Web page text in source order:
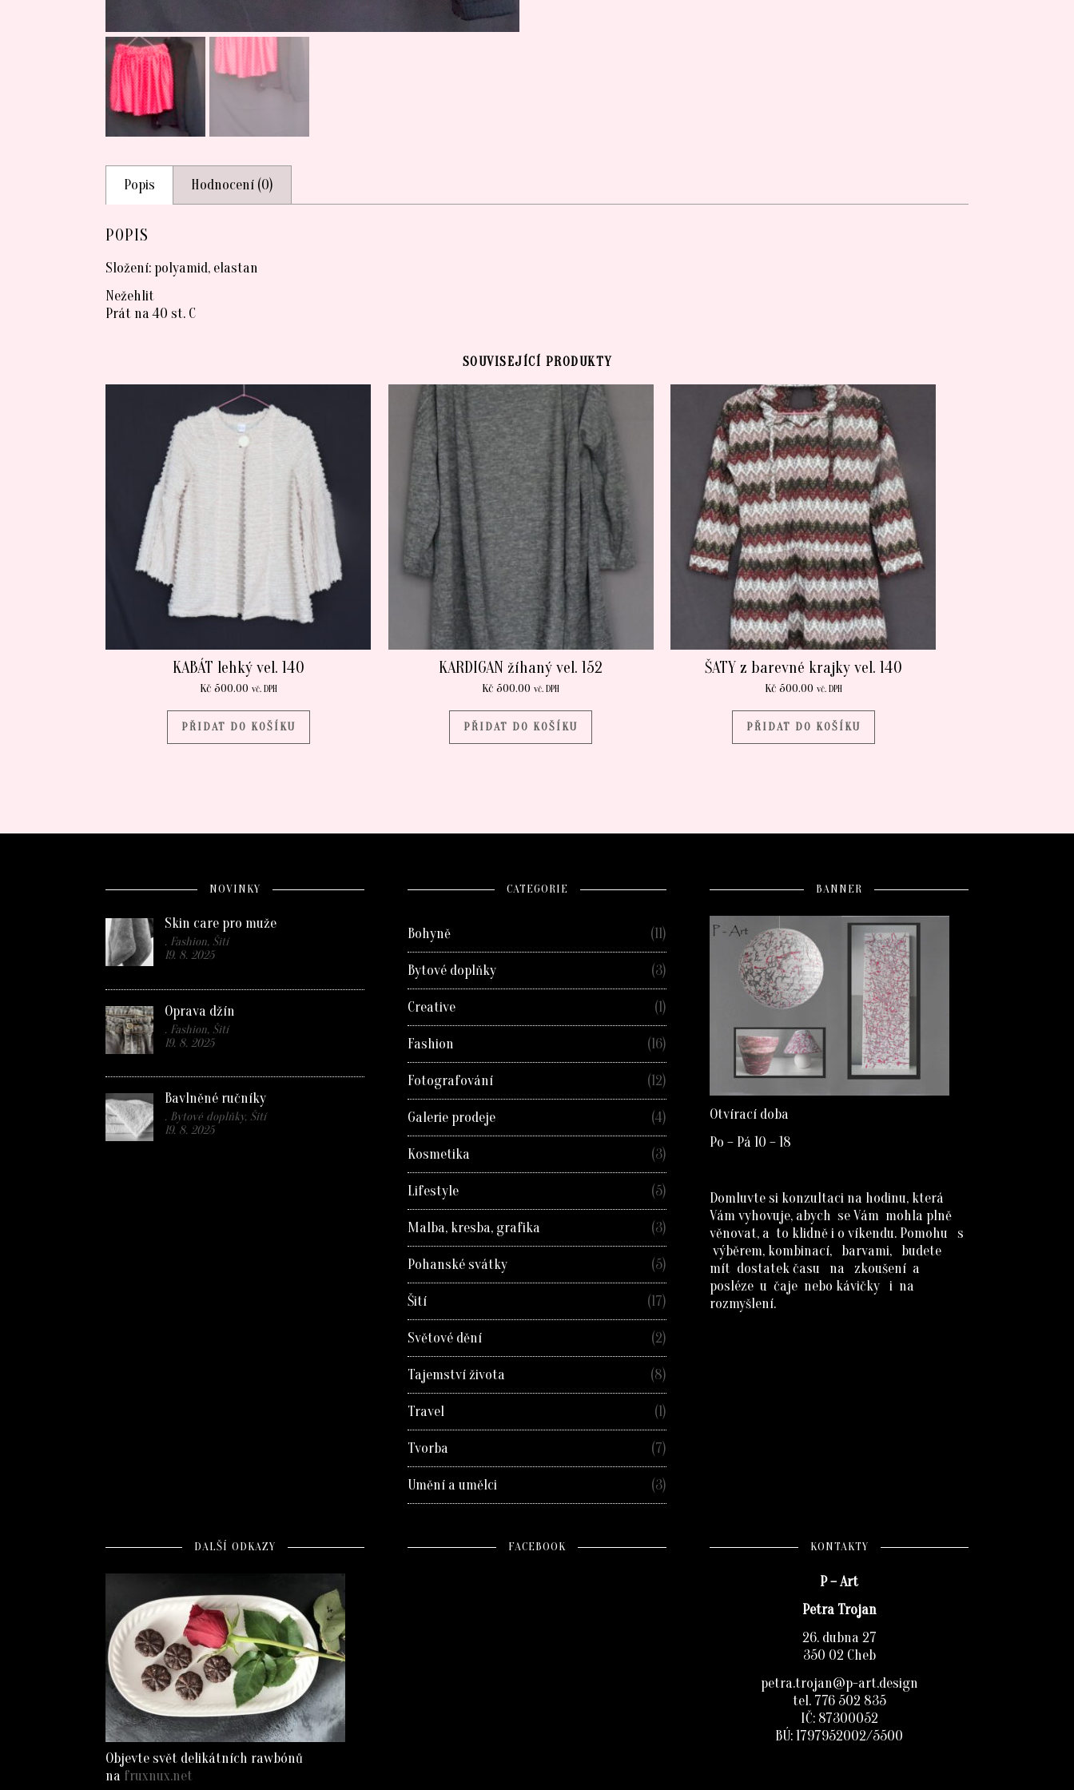
Popis Hodnocení (0)
POPIS
Složení: polyamid, elastan
Nežehlit
Prát na 40 st. C
SOUVISEJÍCÍ PRODUKTY
KABÁT lehký vel. 140
Kč500.00 vč. DPH
PŘIDAT DO KOŠÍKU
KARDIGAN žíhaný vel. 152
Kč 500.00 vč. DPH
PŘIDAT DO KOŠÍKU
ŠATY z barevné krajky vel. 140
Kč500.00 vč. DPH
PŘIDAT DO KOŠÍKU
NOVINKY
Skin care pro muže
. Fashion, Šití
19. 8. 2025
Oprava džín
. Fashion, Šití
19. 8. 2025
Bavlněné ručníky
. Bytové doplňky, Šití
19. 8. 2025
CATEGORIE
Bohyně (11)
Bytové doplňky (3)
Creative (1)
Fashion (16)
Fotografování (12)
Galerie prodeje (4)
Kosmetika (3)
Lifestyle (5)
Malba, kresba, grafika (3)
Pohanské svátky (5)
Šití (17)
Světové dění (2)
Tajemství života (8)
Travel (1)
Tvorba (7)
Umění a umělci (3)
BANNER
Otvírací doba
Po – Pá 10 – 18
Domluvte si konzultaci na hodinu, která
Vám vyhovuje, abych se Vám mohla plně
věnovat, a to klidně i o víkendu. Pomohu s
výběrem, kombinací, barvami, budete
mít dostatek času na zkoušení a
posléze u čaje nebo kávičky i na
rozmyšlení.
DALŠÍ ODKAZY
Objevte svět delikátních rawbónů
na fruxnux.net
FACEBOOK KONTAKTY
P – Art
Petra Trojan
26. dubna 27
350 02 Cheb
petra.trojan@p-art.design
tel. 776 502 835
IČ: 87300052
BÚ: 1797952002/5500